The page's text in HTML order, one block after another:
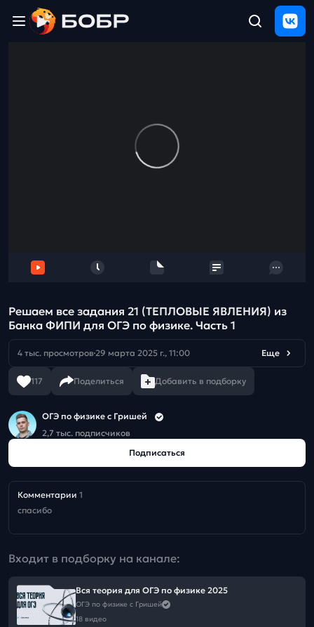
отзыв
Решаем все задания 21 (ТЕПЛОВЫЕ ЯВЛЕНИЯ) из
Банка ФИПИ для ОГЭ по физике. Часть 1
4 тыс. просмотров 29 марта 2025 г., 11:00 Еще
117 Поделиться Добавить в подборку
ОГЭ по физике с Гришей
2,7 тыс. подписчиков
Подписаться
Комментарии 1
спасибо
Входит в подборку на канале:
Вся теория для ОГЭ по физике 2025
ОГЭ по физике с Гришей
18 видео